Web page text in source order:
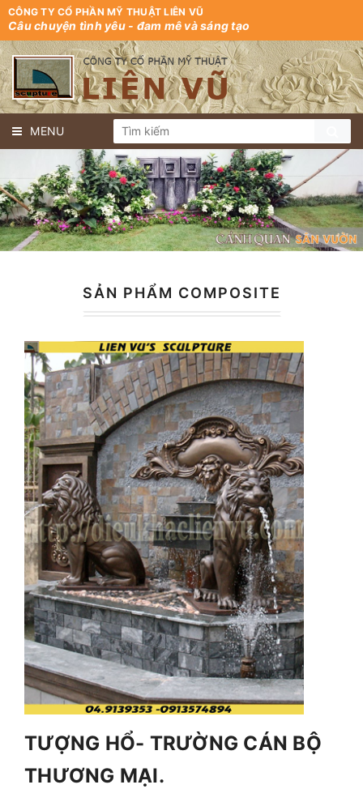
CÔNG TY CỔ PHẦN MỸ THUẬT LIÊN VŨ
Câu chuyện tình yêu - đam mê và sáng tạo
MENU
SẢN PHẨM COMPOSITE
TƯỢNG HỔ- TRƯỜNG CÁN BỘ
THƯƠNG MẠI.